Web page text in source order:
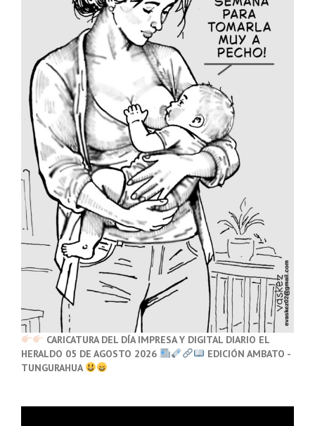
CARICATURA DEL DÍA IMPRESA Y DIGITAL DIARIO EL
HERALDO 05 DE AGOSTO 2026
EDICIÓN AMBATO -
TUNGURAHUA